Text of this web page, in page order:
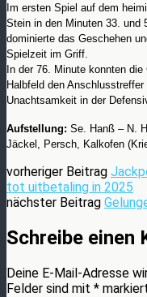
Im ersten Spiel auf dem
Stein in den Minuten 33. und
dominierte das Geschehen
Spielzeit im Griff.
In der 76. Minute konnten
Halbfeld den
Unachtsamkeit in der
Aufstellung: Se. Hanß – N.
Jäckel, Persch, Kalkofen
vorheriger Beitrag
tot uitbetaling in 2025
nächster Beitrag
Schreibe einen
Deine E-Mail-Adresse
Felder sind mit *